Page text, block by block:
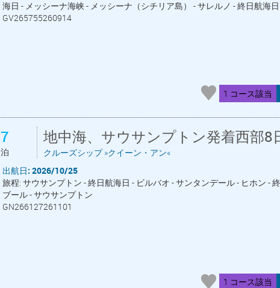
海日 - メッシーナ海峡 - メッシーナ（シチリア島） - サレルノ - 終日航海
GV265755260914
1 コース該当
7
泊
地中海、サウサンプトン発着西部8
クルーズシップ »クイーン・アン«
出航日: 2026/10/25
旅程: サウサンプトン - 終日航海日 - ビルバオ - サンタンデール - ヒホン -
ブール - サウサンプトン
GN266127261101
1 コース該当